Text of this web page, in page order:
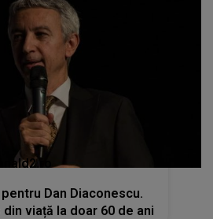
Dan Diaconescu.
viață la doar 60 de ani